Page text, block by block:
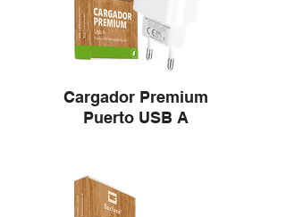
Cargador Premium
Puerto USB A